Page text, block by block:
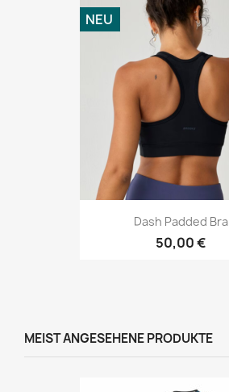
Dash Padded Bra
50,00 €
NEU
MEIST ANGESEHENE PRODUKTE